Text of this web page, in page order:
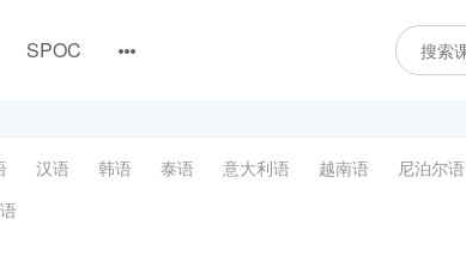
SPOC
汉语 韩语 泰语 意大利语 越南语 尼泊尔语